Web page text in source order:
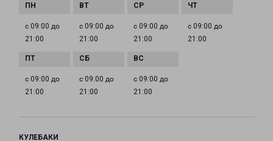
с 09:00 до
21:00
с 09:00 до
21:00
с 09:00 до
21:00
с 09:00 до
21:00
с 09:00 до
21:00
с 09:00 до
21:00
с 09:00 до
21:00
КУЛЕБАКИ